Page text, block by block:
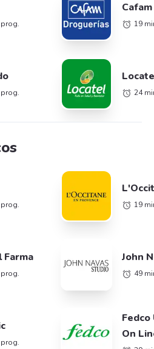
Cafam
19
24
Farma
19
John
49
On